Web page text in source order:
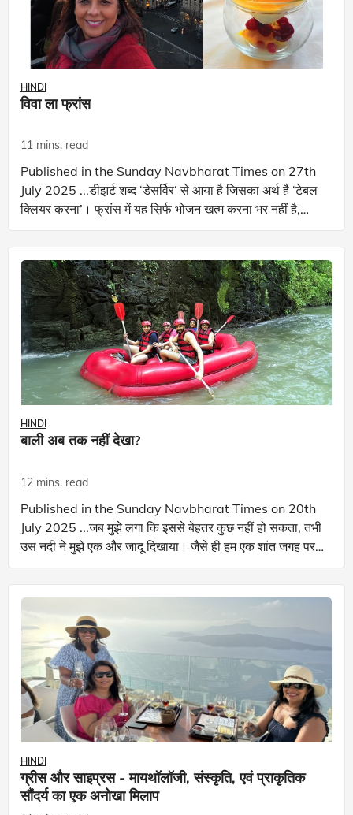
HINDI
विवा ला फ्रांस
11 mins. read
Published in the Sunday Navbharat Times on 27th
July 2025 ...डीझर्ट शब्द ‌‘डेसर्विर‌‘ से आया है जिसका अर्थ है ‌‘टेबल
क्लियर करना‌’। फ्रांस में यह स़िर्फ भोजन खत्म करना भर नहीं है,
बल्कि ये भोजन का एक
HINDI
बाली अब तक नहीं देखा?
12 mins. read
Published in the Sunday Navbharat Times on 20th
July 2025 ...जब मुझे लगा कि इससे बेहतर कुछ नहीं हो सकता, तभी
उस नदी ने मुझे एक और जादू दिखाया। जैसे ही हम एक शांत जगह पर
लहरों पर सवार गुज़र रहे थे...
HINDI
ग्रीस और साइप्रस - मायथॉलॉजी, संस्कृति, एवं प्राकृतिक
सौंदर्य का एक अनोखा मिलाप